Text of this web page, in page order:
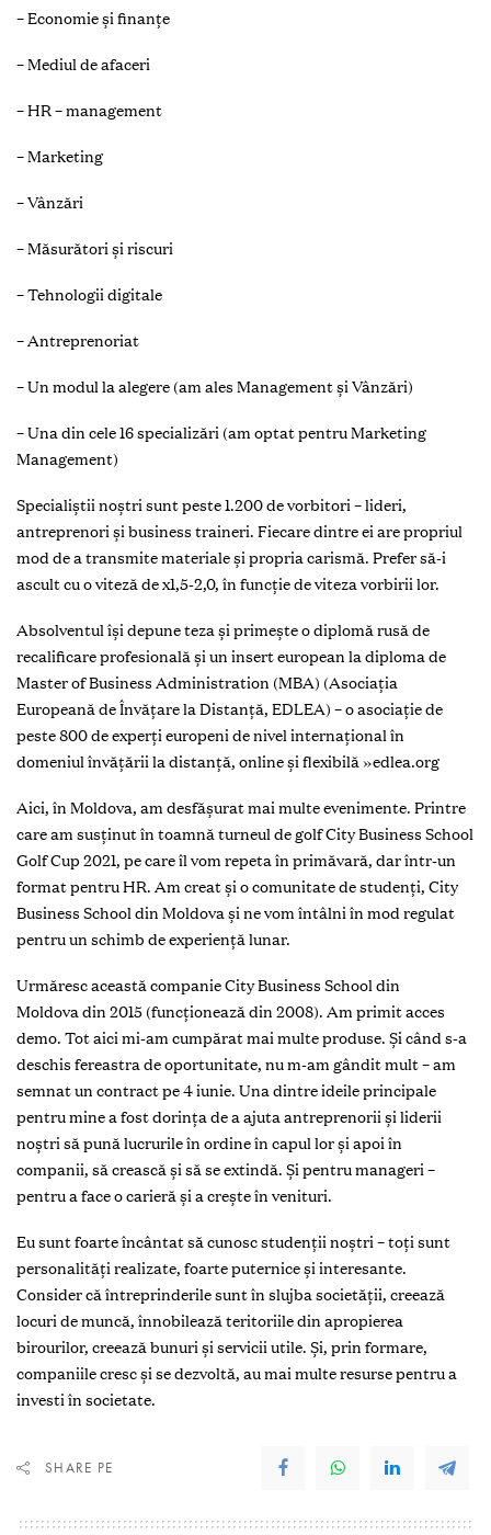
– Economie și finanţe
– Mediul de afaceri
– HR – management
– Marketing
– Vânzări
– Măsurători și riscuri
– Tehnologii digitale
– Antreprenoriat
– Un modul la alegere (am ales Management și Vânzări)
– Una din cele 16 specializări (am optat pentru Marketing
Management)
Specialiștii noștri sunt peste 1.200 de vorbitori – lideri,
antreprenori și business traineri. Fiecare dintre ei are propriul
mod de a transmite materiale și propria carismă. Prefer să-i
ascult cu o viteză de x1,5-2,0, în funcţie de viteza vorbirii lor.
Absolventul își depune teza și primește o diplomă rusă de
recalificare profesională și un insert european la diploma de
Master of Business Administration (MBA) (Asociaţia
Europeană de Învăţare la Distanţă, EDLEA) – o asociaţie de
peste 800 de experţi europeni de nivel internaţional în
domeniul învăţării la distanţă, online și flexibilă »edlea.org
Aici, în Moldova, am desfășurat mai multe evenimente. Printre
care am susţinut în toamnă turneul de golf City Business School
Golf Cup 2021, pe care îl vom repeta în primăvară, dar într-un
format pentru HR. Am creat și o comunitate de studenţi, City
Business School din Moldova și ne vom întâlni în mod regulat
pentru un schimb de experienţă lunar.
Urmăresc această companie City Business School din
Moldova din 2015 (funcţionează din 2008). Am primit acces
demo. Tot aici mi-am cumpărat mai multe produse. Și când s-a
deschis fereastra de oportunitate, nu m-am gândit mult – am
semnat un contract pe 4 iunie. Una dintre ideile principale
pentru mine a fost dorinţa de a ajuta antreprenorii și liderii
noștri să pună lucrurile în ordine în capul lor și apoi în
companii, să crească și să se extindă. Și pentru manageri –
pentru a face o carieră și a crește în venituri.
Eu sunt foarte încântat să cunosc studenţii noștri – toţi sunt
personalităţi realizate, foarte puternice și interesante.
Consider că întreprinderile sunt în slujba societăţii, creează
locuri de muncă, înnobilează teritoriile din apropierea
birourilor, creează bunuri și servicii utile. Și, prin formare,
companiile cresc și se dezvoltă, au mai multe resurse pentru a
investi în societate.
SHARE PE